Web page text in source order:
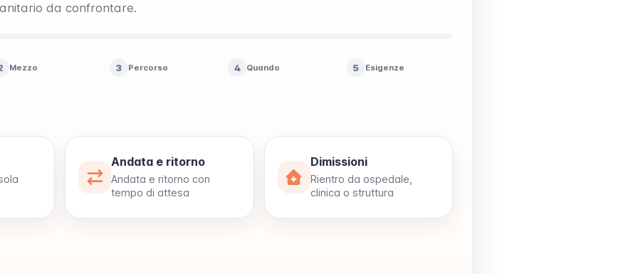
da confrontare.
Mezzo 3 Percorso 4 Quando 5 Esigenze
Andata e ritorno
Andata e ritorno con
tempo di attesa
Dimissioni
Rientro da ospedale,
clinica o struttura